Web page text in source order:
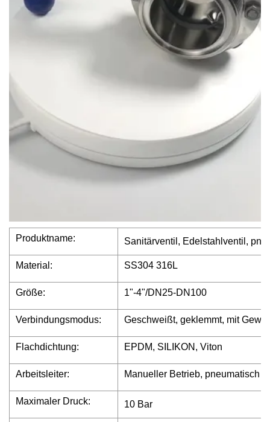
Produktname: Sanitärventil, Edelstahlventil,
Material: SS304 316L
Größe: 1"-4"/DN25-DN100
Verbindungsmodus: Geschweißt, geklemmt, mit
Flachdichtung: EPDM, SILIKON, Viton
Arbeitsleiter: Manueller Betrieb, pneumatisch
Maximaler Druck: 10 Bar